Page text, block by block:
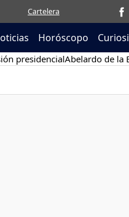
Cartelera
Horóscopo
presidencialAbelardo de la